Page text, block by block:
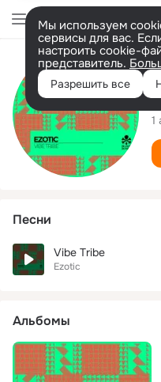
Мы используем
сервисы для вас.
настроить cookie-
представитель.
Разрешить все
1
Песни
Vibe Tribe
Ezotic
Альбомы